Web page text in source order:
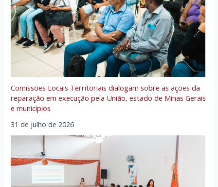
Comissões Locais Territoriais dialogam sobre as ações da
reparação em execução pela União, estado de Minas Gerais
e municípios
31 de julho de 2026